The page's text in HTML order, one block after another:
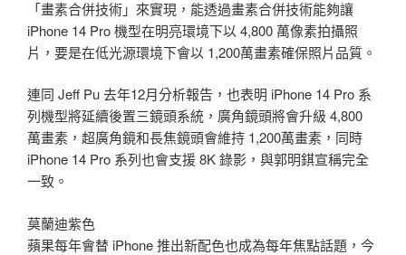
「畫素合併技術」來實現，能透過畫素合併技術能夠讓
iPhone 14 Pro 機型在明亮環境下以 4,800 萬像素拍攝照
片，要是在低光源環境下會以 1,200萬畫素確保照片品質。
連同 Jeff Pu 去年12月分析報告，也表明 iPhone 14 Pro 系
列機型將延續後置三鏡頭系統，廣角鏡頭將會升級 4,800
萬畫素，超廣角鏡和長焦鏡頭會維持 1,200萬畫素，同時
iPhone 14 Pro 系列也會支援 8K 錄影，與郭明錤宣稱完全
一致。
莫蘭迪紫色
蘋果每年會替 iPhone 推出新配色也成為每年焦點話題，今